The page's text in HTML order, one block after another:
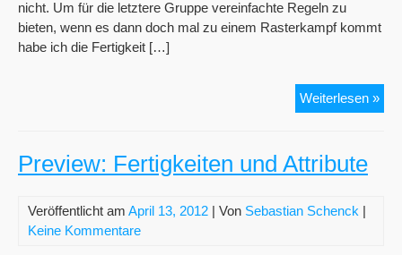
nicht. Um für die letztere Gruppe vereinfachte Regeln zu
bieten, wenn es dann doch mal zu einem Rasterkampf kommt
habe ich die Fertigkeit […]
Weiterlesen »
Preview: Fertigkeiten und Attribute
Veröffentlicht am April 13, 2012 | Von Sebastian Schenck |
Keine Kommentare